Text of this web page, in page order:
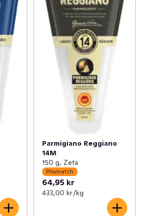
Parmigiano Reggiano
14M
150 g, Zeta
Prismatch
64,95 kr
433,00 kr /kg